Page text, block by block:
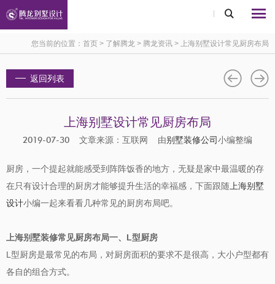
您当前的位置： 首页 > 了解腾龙 > 腾龙资讯 > 上海别墅设计常见厨房布局
返回列表
上海别墅设计常见厨房布局
2019-07-30 文章来源：互联网 由别墅装修公司小编整编
厨房，一个提起就能感受到阵阵饭香的地方，无疑是家中最温暖的存
在只有设计合理的厨房才能够提升生活的幸福感，下面跟随 上海别墅
设计小编一起来看看几种常见的厨房布局吧。
上海别墅装修常见厨房布局一、 L型厨房
L 型厨房是最常见的布局，对厨房面积的要求不是很高，大小户型都有
各自的组合方式。